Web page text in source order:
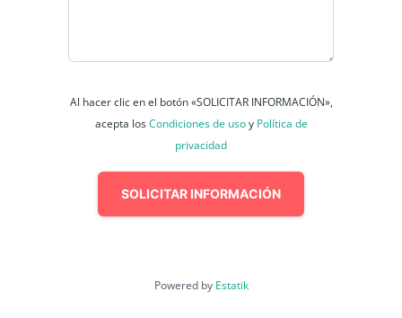
Al hacer clic en el botón «SOLICITAR INFORMACIÓN»,
acepta losCondiciones de usoy Política de
privacidad
SOLICITAR INFORMACIÓN
Powered by Estatik